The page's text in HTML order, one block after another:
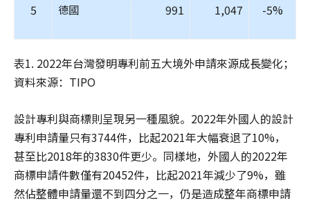
5 德國 991 1,047 -5%
表1. 2022年台灣發明專利前五大境外申請來源成長變化；
資料來源：TIPO
設計專利與商標則呈現另一種風貌。2022年外國人的設計
專利申請量只有3744件，比起2021年大幅衰退了10%，
甚至比2018年的3830件更少。同樣地，外國人的2022年
商標申請件數僅有20452件，比起2021年減少了9%，雖
然佔整體申請量還不到四分之一，仍是造成整年商標申請